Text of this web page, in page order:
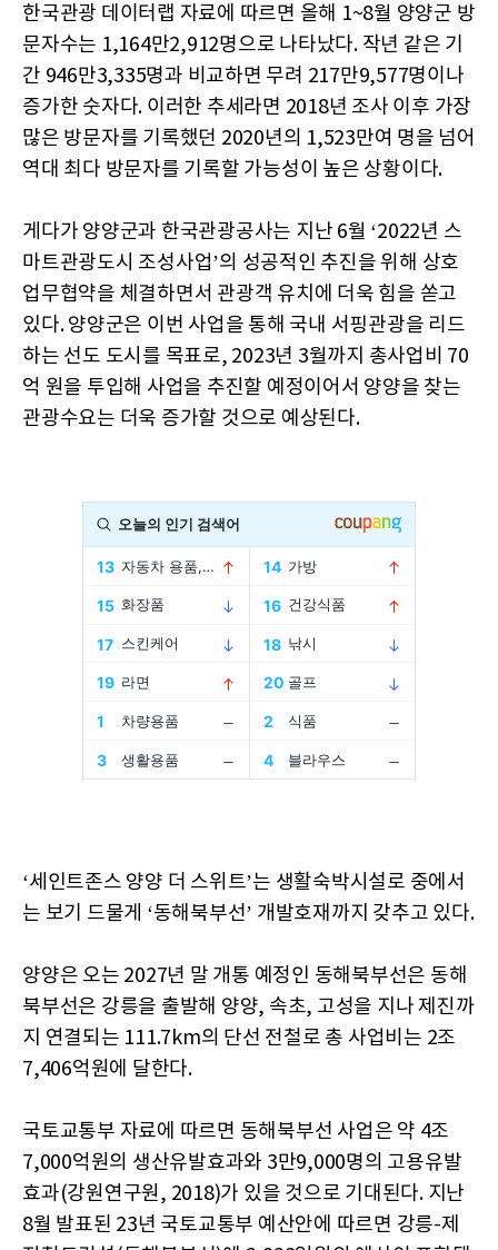
한국관광 데이터랩 자료에 따르면 올해 1~8월 양양군 방
문자수는 1,164만2,912명으로 나타났다. 작년 같은 기
간 946만3,335명과 비교하면 무려 217만9,577명이나
증가한 숫자다. 이러한 추세라면 2018년 조사 이후 가장
많은 방문자를 기록했던 2020년의 1,523만여 명을 넘어
역대 최다 방문자를 기록할 가능성이 높은 상황이다.
게다가 양양군과 한국관광공사는 지난 6월 ‘2022년 스
마트관광도시 조성사업’의 성공적인 추진을 위해 상호
업무협약을 체결하면서 관광객 유치에 더욱 힘을 쏟고
있다. 양양군은 이번 사업을 통해 국내 서핑관광을 리드
하는 선도 도시를 목표로, 2023년 3월까지 총사업비 70
억 원을 투입해 사업을 추진할 예정이어서 양양을 찾는
관광수요는 더욱 증가할 것으로 예상된다.
‘세인트존스 양양 더 스위트’는 생활숙박시설로 중에서
는 보기 드물게 ‘동해북부선’ 개발호재까지 갖추고 있다.
양양은 오는 2027년 말 개통 예정인 동해북부선은 동해
북부선은 강릉을 출발해 양양, 속초, 고성을 지나 제진까
지 연결되는 111.7km의 단선 전철로 총 사업비는 2조
7,406억원에 달한다.
국토교통부 자료에 따르면 동해북부선 사업은 약 4조
7,000억원의 생산유발효과와 3만9,000명의 고용유발
효과(강원연구원, 2018)가 있을 것으로 기대된다. 지난
8월 발표된 23년 국토교통부 예산안에 따르면 강릉-제